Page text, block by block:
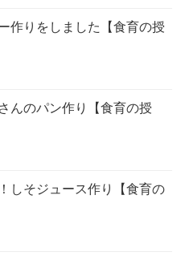
作りをしました【食育の授
んのパン作り【食育の授
しそジュース作り【食育の